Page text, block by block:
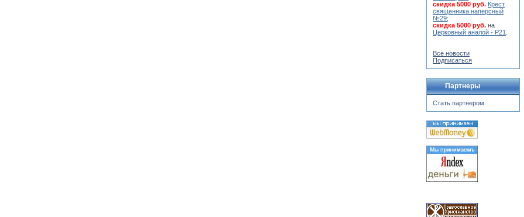
скидка 5000 руб. Крест
священника наперсный
№29;
скидка 5000 руб. на
Церковный аналой - Р21
Все новости
Подписаться
Партнеры
Стать партнером